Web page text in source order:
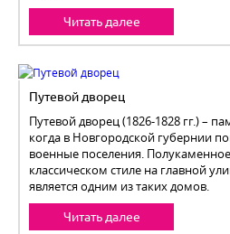
Читать далее
Путевой дворец
Путевой дворец (1826-1828 гг.) –
когда в Новгородской губернии
военные поселения.
классическом стиле на главной
является одним из таких домов.
Читать далее